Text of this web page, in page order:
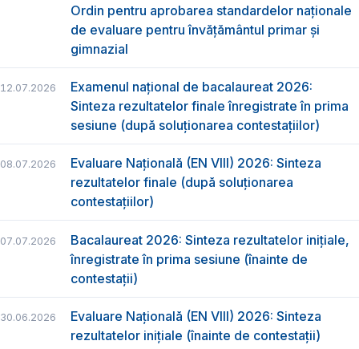
Ordin pentru aprobarea standardelor naționale
de evaluare pentru învățământul primar și
gimnazial
12.07.2026
Examenul național de bacalaureat 2026:
Sinteza rezultatelor finale înregistrate în prima
sesiune (după soluționarea contestațiilor)
08.07.2026
Evaluare Națională (EN VIII) 2026: Sinteza
rezultatelor finale (după soluționarea
contestațiilor)
07.07.2026
Bacalaureat 2026: Sinteza rezultatelor inițiale,
înregistrate în prima sesiune (înainte de
contestații)
30.06.2026
Evaluare Națională (EN VIII) 2026: Sinteza
rezultatelor inițiale (înainte de contestații)